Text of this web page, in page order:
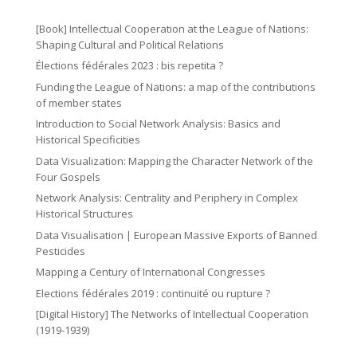
n
ic
o
n
m
ic
o
n
o
n
[Book] Intellectual Cooperation at the League of Nations:
Shaping Cultural and Political Relations
Élections fédérales 2023 : bis repetita ?
Funding the League of Nations: a map of the contributions
of member states
Introduction to Social Network Analysis: Basics and
Historical Specificities
Data Visualization: Mapping the Character Network of the
Four Gospels
Network Analysis: Centrality and Periphery in Complex
Historical Structures
Data Visualisation | European Massive Exports of Banned
Pesticides
Mapping a Century of International Congresses
Elections fédérales 2019 : continuité ou rupture ?
[Digital History] The Networks of Intellectual Cooperation
(1919-1939)